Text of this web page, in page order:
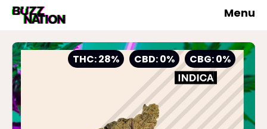
Menu
THC: 28% CBD: 0% CBG: 0%